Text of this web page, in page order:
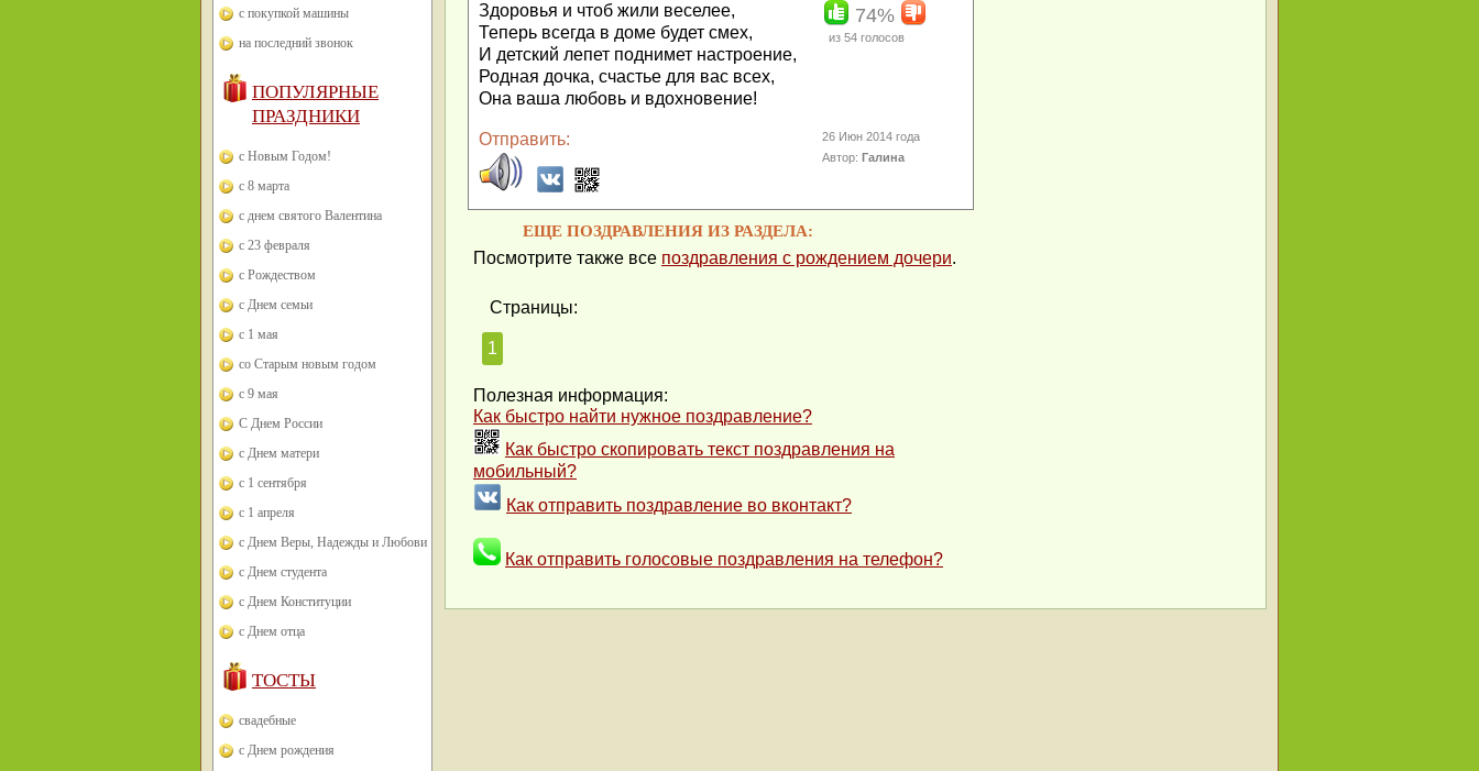
с покупкой машины
на последний звонок
ПОПУЛЯРНЫЕ
ПРАЗДНИКИ
с Новым Годом!
с 8 марта
с днем святого Валентина
с 23 февраля
с Рождеством
с Днем семьи
с 1 мая
со Старым новым годом
с 9 мая
С Днем России
с Днем матери
с 1 сентября
с 1 апреля
с Днем Веры, Надежды и Любови
с Днем студента
с Днем Конституции
с Днем отца
ТОСТЫ
свадебные
с Днем рождения
Здоровья и чтоб жили веселее,
Теперь всегда в доме будет смех,
И детский лепет поднимет настроение,
Родная дочка, счастье для вас всех,
Она ваша любовь и вдохновение!
74%
из 54 голосов
Отправить:
26 Июн 2014 года
Автор:Галина
ЕЩЕ ПОЗДРАВЛЕНИЯ ИЗ РАЗДЕЛА:
Посмотрите также все поздравления с рождением дочери.
Страницы:
1
Полезная информация:
Как быстро найти нужное поздравление?
Как быстро скопировать текст поздравления на
мобильный?
Как отправить поздравление во вконтакт?
Как отправить голосовые поздравления на телефон?